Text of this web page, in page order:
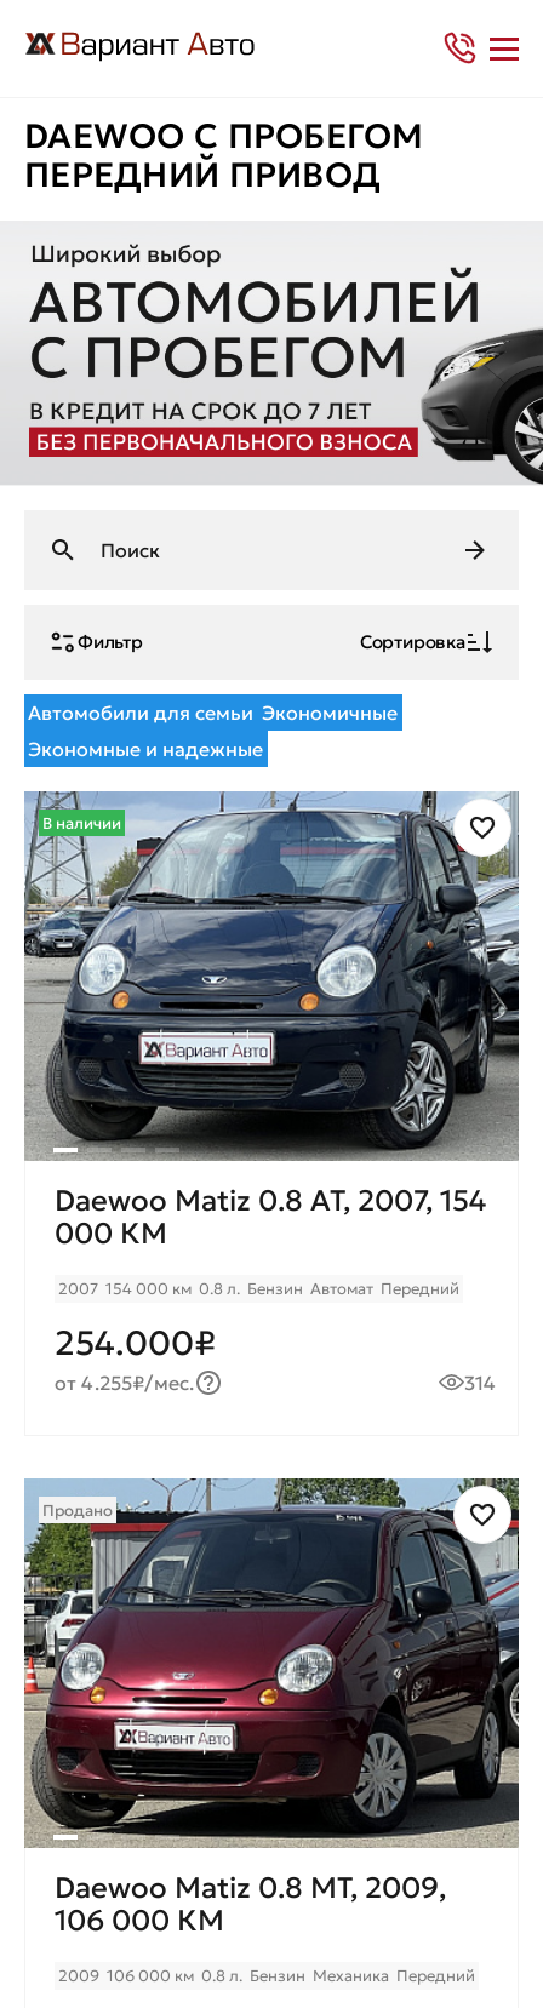
DAEWOO С ПРОБЕГОМ
ПЕРЕДНИЙ ПРИВОД
Фильтр Сортировка
Автомобили для семьи Экономичные
Экономные и надежные
В наличии
Daewoo Matiz 0.8 AT, 2007, 154
000 КМ
2007 154 000 км 0.8 л. Бензин Автомат Передний
254.000₽
от 4.255₽/мес. 314
Продано
Daewoo Matiz 0.8 МT, 2009,
106 000 КМ
2009 106 000 км 0.8 л. Бензин Механика Передний